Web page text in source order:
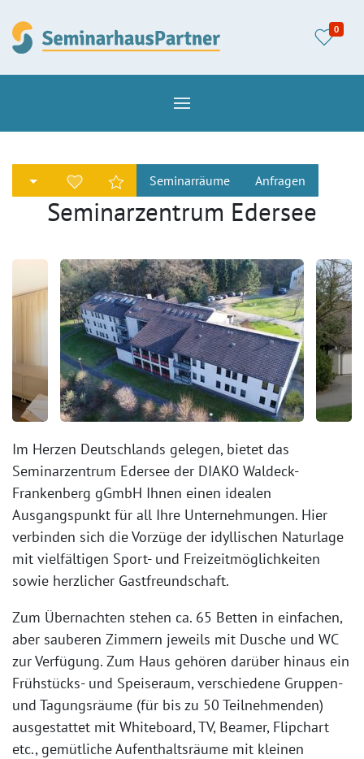
0
Seminarräume Anfragen
Seminarzentrum Edersee
Herz
Im Herzen Deutschlands gelegen, bietet das
Seminarzentrum Edersee der DIAKO Waldeck-
Frankenberg gGmbH Ihnen einen idealen
Ausgangspunkt für all Ihre Unternehmungen. Hier
verbinden sich die Vorzüge der idyllischen Naturlage
mit vielfältigen Sport- und Freizeitmöglichkeiten
sowie herzlicher Gastfreundschaft.
Zum Übernachten stehen ca. 65 Betten in einfachen,
aber sauberen Zimmern jeweils mit Dusche und WC
zur Verfügung. Zum Haus gehören darüber hinaus ein
Frühstücks- und Speiseraum, verschiedene Gruppen-
und Tagungsräume (für bis zu 50 Teilnehmenden)
ausgestattet mit Whiteboard, TV, Beamer, Flipchart
etc., gemütliche Aufenthaltsräume mit kleinen